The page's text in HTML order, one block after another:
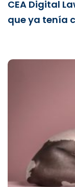
CEA Digital
que ya tenía